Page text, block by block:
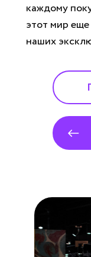
каждому
этот мир
наших